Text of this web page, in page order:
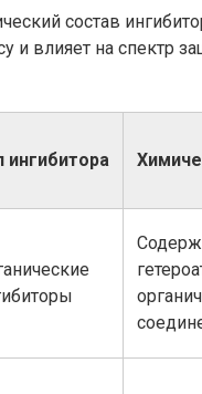
состав
и влияет на спектр
ингибитора